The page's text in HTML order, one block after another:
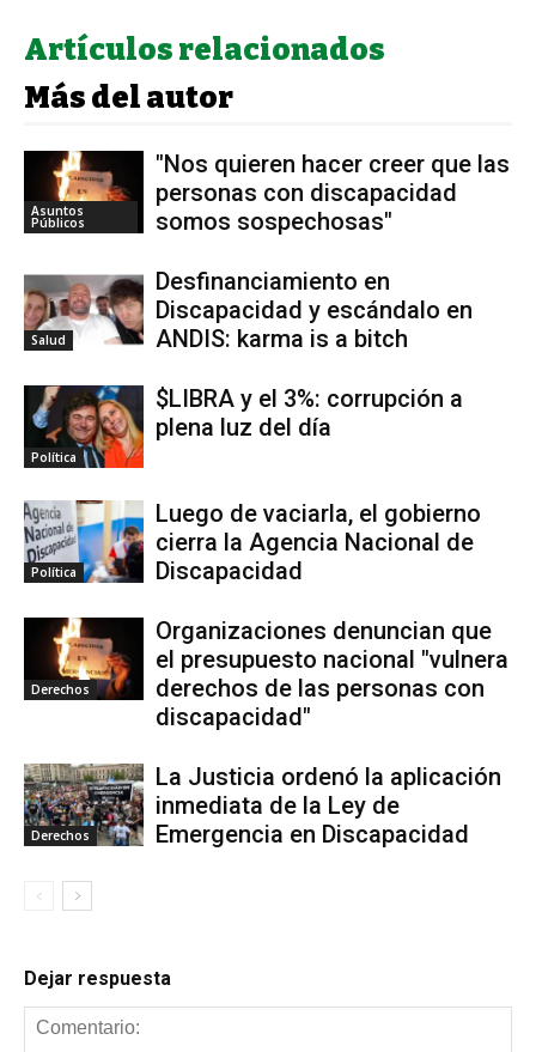
Artículos relacionados
Más del autor
Asuntos
Públicos
"Nos quieren hacer creer que las
personas con discapacidad
somos sospechosas"
Salud
Desfinanciamiento en
Discapacidad y escándalo en
ANDIS: karma is a bitch
Política
$LIBRA y el 3%: corrupción a
plena luz del día
Política
Luego de vaciarla, el gobierno
cierra la Agencia Nacional de
Discapacidad
Derechos
Organizaciones denuncian que
el presupuesto nacional "vulnera
derechos de las personas con
discapacidad"
Derechos
La Justicia ordenó la aplicación
inmediata de la Ley de
Emergencia en Discapacidad
Dejar respuesta